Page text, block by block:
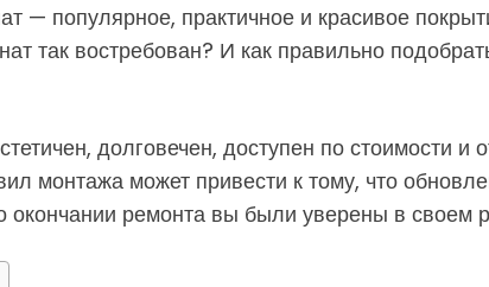
— популярное, практичное и красивое
так востребован? И как правильно
долговечен, доступен по стоимости и
монтажа может привести к тому, что
окончании ремонта вы были уверены в